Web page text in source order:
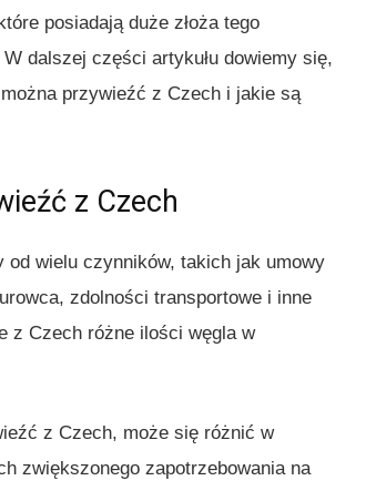
posiadają duże złoża tego
dalszej części artykułu dowiemy się,
przywieźć z Czech i jakie są
z Czech
od wielu czynników, takich jak umowy
zdolności transportowe i inne
z Czech różne ilości węgla w
z Czech, może się różnić w
zwiększonego zapotrzebowania na